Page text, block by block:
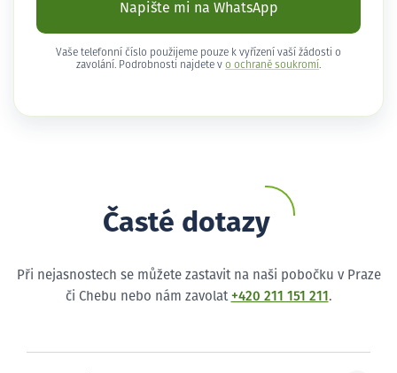
Napište mi na WhatsApp
Vaše telefonní číslo použijeme pouze k vyřízení vaší žádosti o
zavolání. Podrobnosti najdete v o ochraně soukromí .
Časté dotazy
Při nejasnostech se můžete zastavit na naši pobočku v Praze
či Chebu nebo nám zavolat +420 211 151 211 .